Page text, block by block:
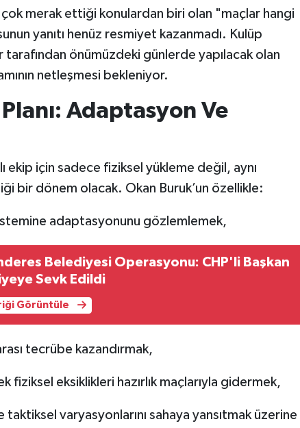
çok merak ettiği konulardan biri olan "maçlar hangi
yanıtı henüz resmiyet kazanmadı. Kulüp
tarafından önümüzdeki günlerde yapılacak olan
netleşmesi bekleniyor.
Adaptasyon Ve
ekip için sadece fiziksel yükleme değil, aynı
bir dönem olacak. Okan Buruk’un özellikle:
adaptasyonunu gözlemlemek,
Belediyesi Operasyonu: CHP'li Başkan
Sevk Edildi
Görüntüle
tecrübe kazandırmak,
fiziksel eksiklikleri hazırlık maçlarıyla gidermek,
taktiksel varyasyonlarını sahaya yansıtmak üzerine